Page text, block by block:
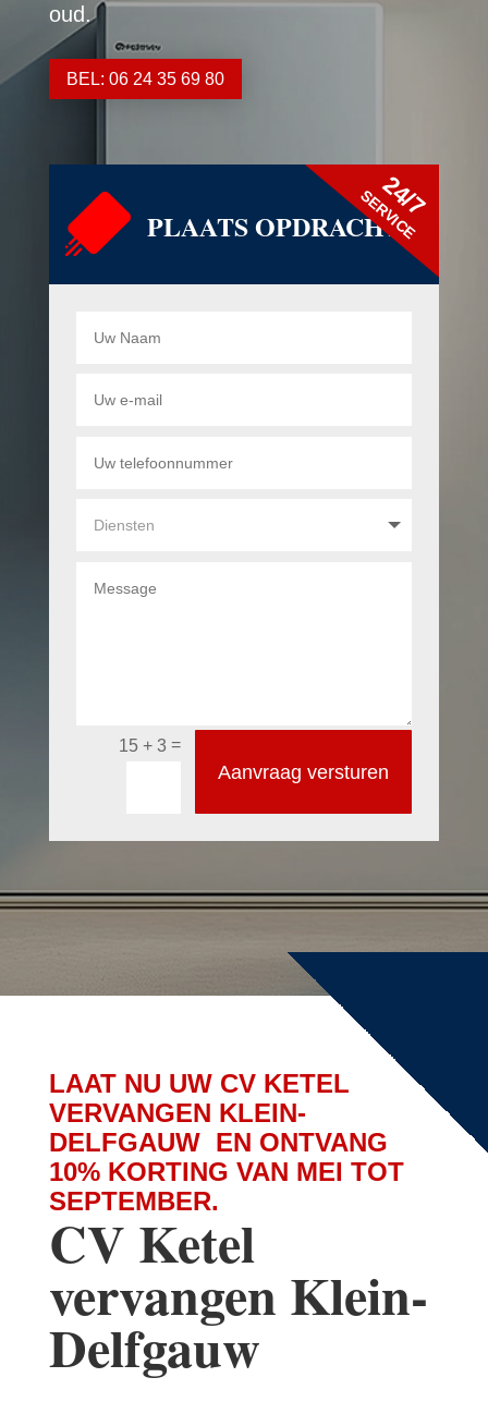
oud.
BEL: 06 24 35 69 80
PLAATS OPDRACHT
24/7
SERVICE
15 + 3 =
Aanvraag versturen
LAAT NU UW CV KETEL
VERVANGEN KLEIN-
DELFGAUW EN ONTVANG
10% KORTING VAN MEI TOT
SEPTEMBER.
CV Ketel
vervangen Klein-
Delfgauw